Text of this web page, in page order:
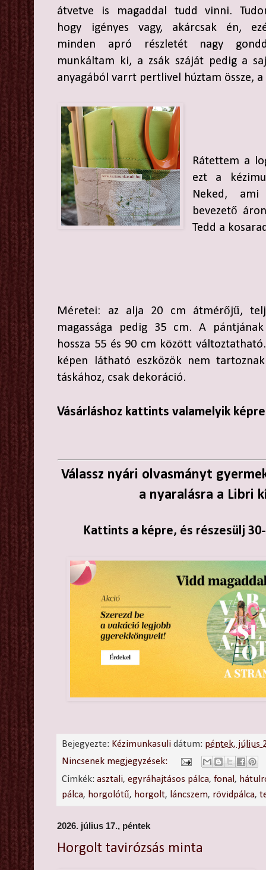
átvetve is magaddal tudd vinni.
hogy igényes vagy, akárcsak én,
minden apró részletét nagy
munkáltam ki, a zsák száját pedig a
anyagából varrt pertlivel húztam össze,
Rátettem a
ezt a
Neked,
bevezető
Tedd a
Méretei: az alja 20 cm átmérőjű,
magassága pedig 35 cm. A
hossza 55 és 90 cm között
képen látható eszközök nem
táskához, csak dekoráció.
Vásárláshoz kattints valamelyik
Válassz nyári olvasmányt
a nyaralásra a Libri
Kattints a képre, és részesülj
Bejegyezte: Kézimunkasuli dátum: péntek, július
Nincsenek megjegyzések:
Címkék:asztali,egyráhajtásos pálca,fonal ,
pálca, horgolótű, horgolt, láncszem, rövidpálca,
2026. július 17., péntek
Horgolt tavirózsás minta